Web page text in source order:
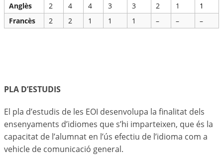
Anglès
2 4 4 3 3 2 1
1
Francès
2 2 1 1 1 – – –
PLA D’ESTUDIS
El pla d’estudis de les EOI desenvolupa la finalitat dels
ensenyaments d’idiomes que s’hi imparteixen, que és la
capacitat de l’alumnat en l’ús efectiu de l’idioma com a
vehicle de comunicació general.